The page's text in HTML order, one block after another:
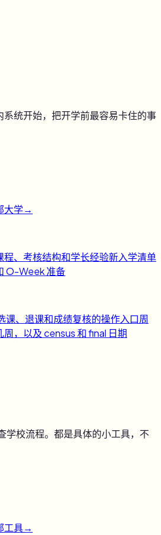
系统开始，把开学前最容易卡住的事
大学→
程、考核结构和学长经验新入学清单
O-Week 准备
课、退课和成绩复核的操作入口周
周，以及 census 和 final 日期
学校流程。都是具体的小工具，不
工具→